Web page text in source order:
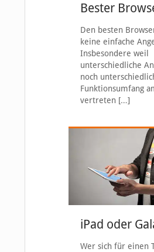
Bester
Den besten
keine einfache
Insbesondere weil
unterschiedliche
noch
Funktionsumfang
vertreten […]
iPad oder
Wer sich für einen